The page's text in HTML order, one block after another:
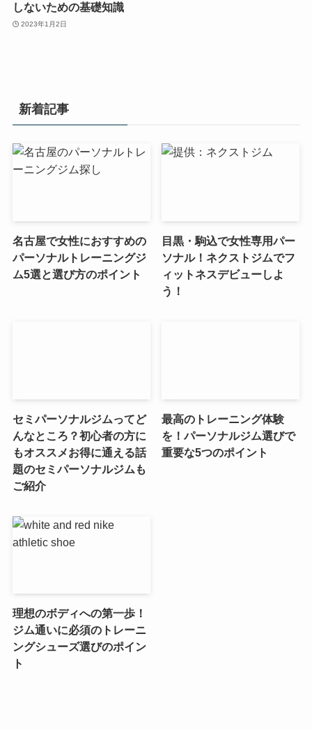
しないための基礎知識
2023年1月2日
新着記事
名古屋で女性におすすめの
パーソナルトレーニングジ
ム5選と選び方のポイント
目黒・駒込で女性専用パー
ソナル！ネクストジムでフ
ィットネスデビューしよ
う！
セミパーソナルジムってど
んなところ？初心者の方に
もオススメお得に通える話
題のセミパーソナルジムも
ご紹介
最高のトレーニング体験
を！パーソナルジム選びで
重要な5つのポイント
理想のボディへの第一歩！
ジム通いに必須のトレーニ
ングシューズ選びのポイン
ト